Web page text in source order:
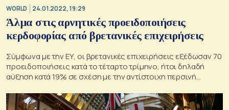
WORLD 24.01.2022, 19:29
Άλμα στις αρνητικές προειδοποιήσεις
κερδοφορίας από βρετανικές επιχειρήσεις
Σύμφωνα με την ΕΥ, οι βρετανικές επιχειρήσεις εξέδωσαν 70
προειδοποιήσεις κατά το τέταρτο τρίμηνο, ήτοι δηλαδή
αύξηση κατά 19% σε σχέση με την αντίστοιχη περσινή